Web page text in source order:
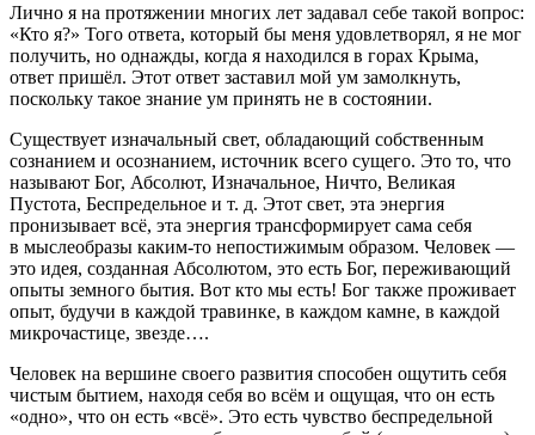
Лично я на протяжении многих лет задавал себе такой вопрос:
«Кто я?» Того ответа, который бы меня удовлетворял, я не мог
получить, но однажды, когда я находился в горах Крыма,
ответ пришёл. Этот ответ заставил мой ум замолкнуть,
поскольку такое знание ум принять не в состоянии.
Существует изначальный свет, обладающий собственным
сознанием и осознанием, источник всего сущего. Это то, что
называют Бог, Абсолют, Изначальное, Ничто, Великая
Пустота, Беспредельное и т. д. Этот свет, эта энергия
пронизывает всё, эта энергия трансформирует сама себя
в мыслеобразы каким-то непостижимым образом. Человек —
это идея, созданная Абсолютом, это есть Бог, переживающий
опыты земного бытия. Вот кто мы есть! Бог также проживает
опыт, будучи в каждой травинке, в каждом камне, в каждой
микрочастице, звезде….
Человек на вершине своего развития способен ощутить себя
чистым бытием, находя себя во всём и ощущая, что он есть
«одно», что он есть «всё». Это есть чувство беспредельной